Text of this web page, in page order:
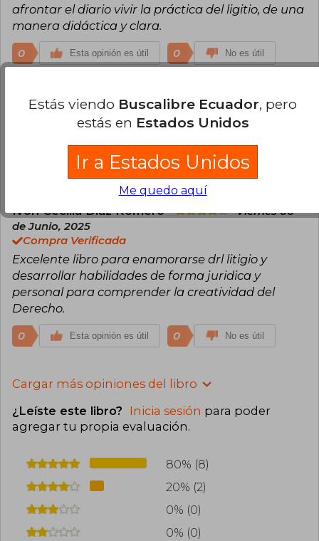
afrontar el diario vivir la práctica del ligitio, de una
manera didáctica y clara.
0 Esta opinión es útil 0 No es útil
2025
Compra Verificada
Un buen libro para iniciarse sobre el tema
Esta opinión es útil 0 No es útil
Ivon Cecilia Díaz Romero
Viernes 06
de Junio, 2025
Compra Verificada
Excelente libro para enamorarse drl litigio y
desarrollar habilidades de forma juridica y
personal para comprender la creatividad del
Derecho.
0 Esta opinión es útil 0 No es útil
Cargar más opiniones del libro
¿Leíste este libro? Inicia sesión para poder
agregar tu propia evaluación.
80% (8)
20% (2)
0% (0)
0% (0)
Estás viendo Buscalibre Ecuador, pero
estás en Estados Unidos
Ir a Estados Unidos
Me quedo aquí